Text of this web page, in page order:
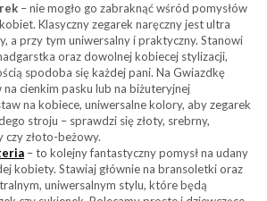
– nie mogło go zabraknąć wśród pomysłów
Klasyczny zegarek naręczny jest ultra
a przy tym uniwersalny i praktyczny. Stanowi
oraz dowolnej kobiecej stylizacji,
spodoba się każdej pani. Na Gwiazdkę
na cienkim pasku lub na biżuteryjnej
na kobiece, uniwersalne kolory, aby zegarek
stroju – sprawdzi się złoty, srebrny,
złoto-beżowy.
– to kolejny fantastyczny pomysł na udany
kobiety. Stawiaj głównie na bransoletki oraz
uniwersalnym stylu, które będą